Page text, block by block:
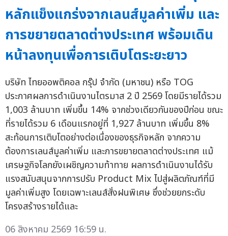
หลักแข็งแกร่งจากเลนส์มูลค่าเพิ่ม และ
การขยายตลาดต่างประเทศ พร้อมเดิน
หน้าลงทุนเพื่อการเติบโตระยะยาว
บริษัท ไทยออพติคอล กรุ๊ป จำกัด (มหาชน) หรือ TOG
ประกาศผลการดำเนินงานไตรมาส 2 ปี 2569 โดยมีรายได้รวม
1,003 ล้านบาท เพิ่มขึ้น 14% จากช่วงเดียวกันของปีก่อน ขณะ
ที่รายได้รวม 6 เดือนแรกอยู่ที่ 1,927 ล้านบาท เพิ่มขึ้น 8%
สะท้อนการเติบโตอย่างต่อเนื่องของธุรกิจหลัก จากความ
ต้องการเลนส์มูลค่าเพิ่ม และการขยายตลาดต่างประเทศ แม้
เศรษฐกิจโลกยังเผชิญความท้าทาย ผลการดำเนินงานได้รับ
แรงสนับสนุนจากการปรับ Product Mix ไปสู่ผลิตภัณฑ์ที่มี
มูลค่าเพิ่มสูง โดยเฉพาะเลนส์สั่งฝนพิเศษ ซึ่งช่วยยกระดับ
โครงสร้างรายได้และ
06 สิงหาคม 2569 16:59 น.